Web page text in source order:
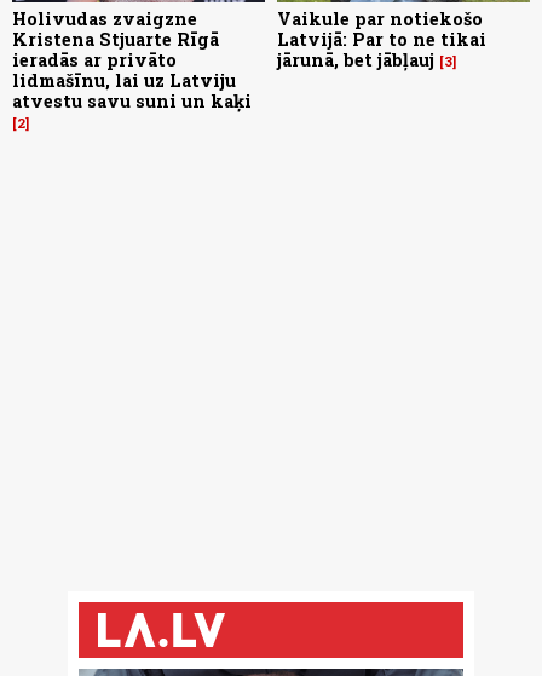
Holivudas zvaigzne
Kristena Stjuarte Rīgā
ieradās ar privāto
lidmašīnu, lai uz Latviju
atvestu savu suni un kaķi
2
Vaikule par notiekošo
Latvijā: Par to ne tikai
jārunā, bet jābļauj
3